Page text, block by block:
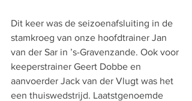
Dit keer was de seizoenafsluiting in de
stamkroeg van onze hoofdtrainer Jan
van der Sar in ’s-Gravenzande. Ook voor
keeperstrainer Geert Dobbe en
aanvoerder Jack van der Vlugt was het
een thuiswedstrijd. Laatstgenoemde